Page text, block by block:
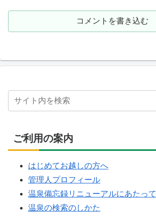
コメントを書き込む
ご利用の案内
はじめてお越しの方へ
管理人プロフィール
温泉備忘録リニューアルにあたって
温泉の検索のしかた